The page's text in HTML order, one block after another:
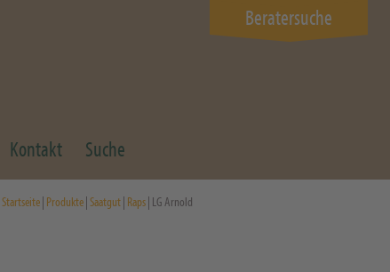
Kontakt Suche
Beratersuche
Startseite Produkte Saatgut Raps | LG Arnold